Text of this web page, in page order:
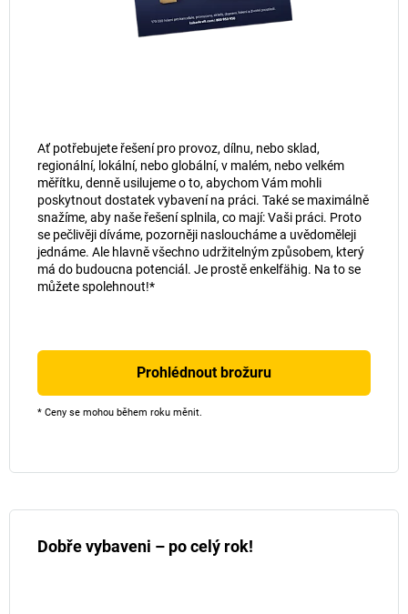
Ať potřebujete řešení pro provoz, dílnu, nebo sklad,
regionální, lokální, nebo globální, v malém, nebo velkém
měřítku, denně usilujeme o to, abychom Vám mohli
poskytnout dostatek vybavení na práci. Také se maximálně
snažíme, aby naše řešení splnila, co mají: Vaši práci. Proto
se pečlivěji díváme, pozorněji nasloucháme a uvědoměleji
jednáme. Ale hlavně všechno udržitelným způsobem, který
má do budoucna potenciál. Je prostě enkelfähig. Na to se
můžete spolehnout!*
Prohlédnout brožuru
* Ceny se mohou během roku měnit.
Dobře vybaveni – po celý rok!